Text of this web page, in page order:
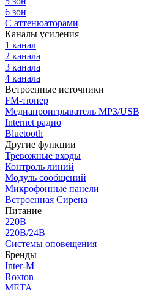
6 зон
С аттенюаторами
Каналы усиления
1 канал
2 канала
3 канала
4 канала
Встроенные источники
FM-тюнер
Медиапроигрыватель MP3/USB
Internet радио
Bluetooth
Другие функции
Тревожные входы
Контроль линий
Модуль сообщений
Микрофонные панели
Встроенная Сирена
Питание
220В
220В/24В
Системы оповещения
Бренды
Inter-M
Roxton
МЕТА